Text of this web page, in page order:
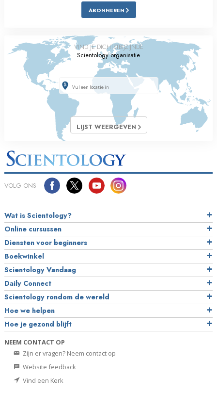
ABONNEREN
VIND JE DICHTSTBIJZIJNDE
Scientology organisatie
LIJST WEERGEVEN
VOLG ONS
Wat is Scientology?
Online cursussen
Diensten voor beginners
Boekwinkel
Scientology Vandaag
Daily Connect
Scientology rondom de wereld
Hoe we helpen
Hoe je gezond blijft
NEEM CONTACT OP
Zijn er vragen? Neem contact op
Website feedback
Vind een Kerk